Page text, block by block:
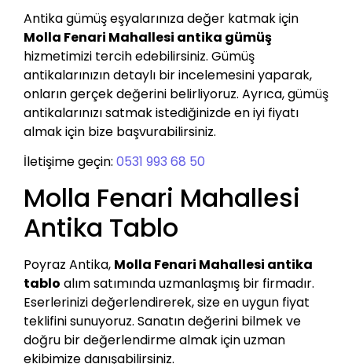
Antika gümüş eşyalarınıza değer katmak için
Molla Fenari Mahallesi antika gümüş
hizmetimizi tercih edebilirsiniz. Gümüş
antikalarınızın detaylı bir incelemesini yaparak,
onların gerçek değerini belirliyoruz. Ayrıca, gümüş
antikalarınızı satmak istediğinizde en iyi fiyatı
almak için bize başvurabilirsiniz.
İletişime geçin: 0531 993 68 50
Molla Fenari Mahallesi
Antika Tablo
Poyraz Antika, Molla Fenari Mahallesi antika
tablo alım satımında uzmanlaşmış bir firmadır.
Eserlerinizi değerlendirerek, size en uygun fiyat
teklifini sunuyoruz. Sanatın değerini bilmek ve
doğru bir değerlendirme almak için uzman
ekibimize danışabilirsiniz.